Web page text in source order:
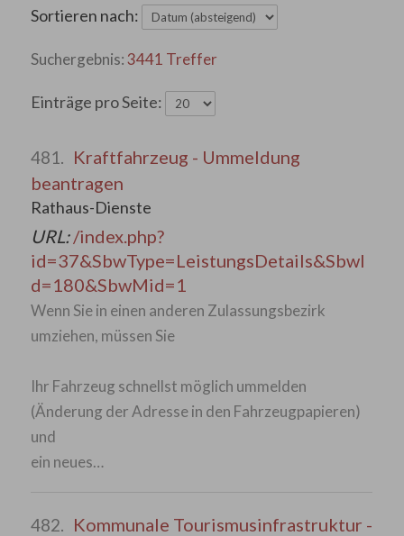
Sortieren nach:
3441 Treffer
Einträge pro Seite:
481. Kraftfahrzeug - Ummeldung
beantragen
Rathaus-Dienste
URL:/index.php?
id=37&SbwType=LeistungsDetails&SbwI
d=180&SbwMid=1
Wenn Sie in einen anderen Zulassungsbezirk
umziehen, müssen Sie
Ihr Fahrzeug schnellst möglich ummelden
(Änderung der Adresse in den Fahrzeugpapieren)
und
ein neues…
482. Kommunale Tourismusinfrastruktur -